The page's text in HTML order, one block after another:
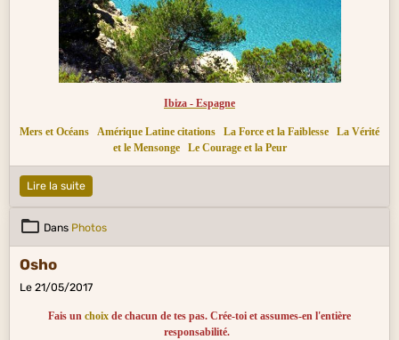
Ibiza - Espagne
Mers et Océans Amérique Latine citations La Force et la Faiblesse
La Vérité
et le Mensonge
Le Courage et la Peur
Lire la suite
Dans Photos
Osho
Le 21/05/2017
Fais un choix de chacun de tes pas. Crée-toi et assumes-en l'entière
responsabilité.